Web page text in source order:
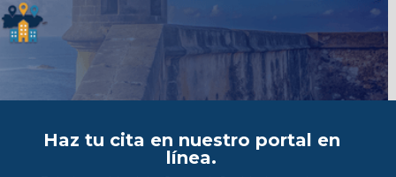
Haz tu cita en nuestro portal en
línea.